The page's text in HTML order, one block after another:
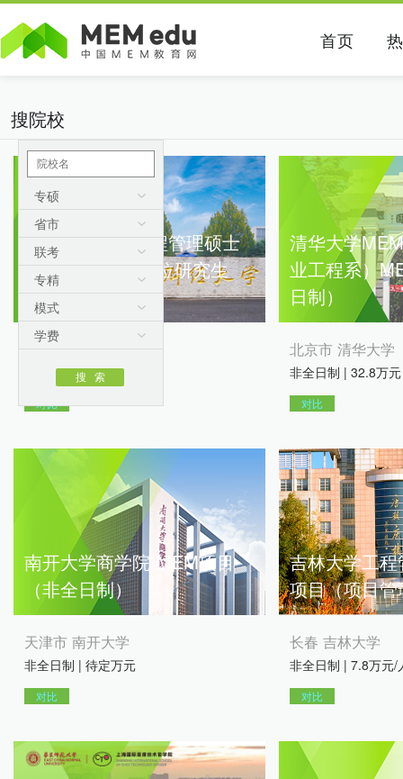
首页
搜院校
中央财经大学工程管理硕士
（MEM）专业学位研究生
（非全日制）
北京 中央财经大学
非全日制 | 12.8万元
对比
清华大学
业工程系）
日制）
北京市 清华大学
非全日制 | 32.8万元
对比
南开大学商学院-MEM项目
（非全日制）
天津市 南开大学
非全日制 | 待定万元
对比
吉林大学工
项目（项目
长春 吉林大学
非全日制 | 7.8万元/
对比
专硕
省市
联考
专精
模式
学费